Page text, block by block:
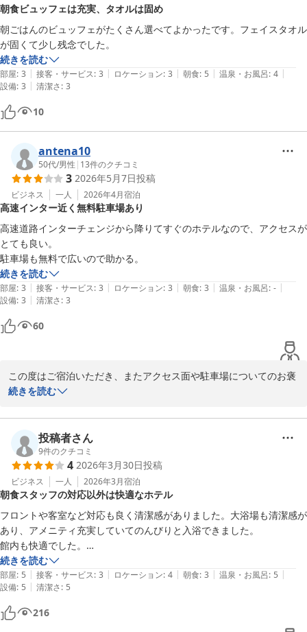
またのご利用を心よりお待ち申し上げております。
フロント　早田
ホテルルートイン長浜インター
2026-05-19
朝食ビュッフェは充実、タオルは固め
朝ごはんのビュッフェがたくさん選べてよかったです。フェイスタオル
が固くて少し残念でした。
続きを読む
部屋: 3 | 接客・サービス: 3 | ロケーション: 3 | 朝食: 5 | 温泉・お風呂: 4 |
設備: 3 | 清潔さ: 3
10
antena10
50代/男性 | 13件のクチコミ
3 2026年5月7日投稿
ビジネス 一人 2026年4月宿泊
高速インター近く無料駐車場あり
高速道路インターチェンジから降りてすぐのホテルなので、アクセスが
とても良い。
駐車場も無料で広いので助かる。
続きを読む
部屋: 3 | 接客・サービス: 3 | ロケーション: 3 | 朝食: 3 | 温泉・お風呂: - |
設備: 3 | 清潔さ: 3
60
この度はご宿泊いただき、またアクセス面や駐車場についてのお褒
めの言葉をありがとうございます。
い駐車場が、お客様のお役に立てたようで大変うれしく思います。
今後も快適にお過ごしいただけるホテルを目指して努めてまいりま
す。またのご利用を心よりお待ちしております。
フロント　和泉
ホテルルートイン長浜インター
2026-05-08
続きを読む
投稿者さん
9件のクチコミ
4 2026年3月30日投稿
ビジネス 一人 2026年3月宿泊
朝食スタッフの対応以外は快適なホテル
フロントや客室など対応も良く清潔感がありました。大浴場も清潔感が
あり、アメニティ充実していてのんびりと入浴できました。
館内も快適でした。
ただ残念だったのは朝食のスタッフ対応です。
内容や味については何も問題ありません。
まず、入口前に列がキチンと並んでいるのに、海外の方が並ばずに横か
らスルっと順番抜かして入って行ったのに入口に誰も立ってないので抜
かし放題です。日本の方がハンカチなどで席を確保しても海外の方がど
続きを読む
部屋: 5 | 接客・サービス: 3 | ロケーション: 4 | 朝食: 3 | 温泉・お風呂: 5 |
設備: 5 | 清潔さ: 5
216